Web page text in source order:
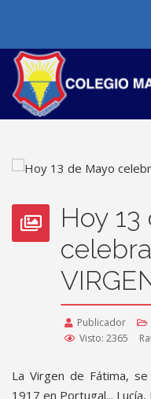
Hoy
Publicador
Visto: 2365
La Virgen de Fátima,
1917 en Portugal... Lucía,